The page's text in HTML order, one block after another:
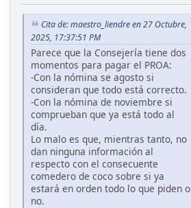
Cita de: maestro_liendre en 27 Octubre,
2025, 17:37:51 PM
Parece que la Consejería tiene dos
momentos para pagar el PROA:
-Con la nómina se agosto si
consideran que todo está correcto.
-Con la nómina de noviembre si
comprueban que ya está todo al
día.
Lo malo es que, mientras tanto, no
dan ninguna información al
respecto con el consecuente
comedero de coco sobre si ya
estará en orden todo lo que piden o
no.